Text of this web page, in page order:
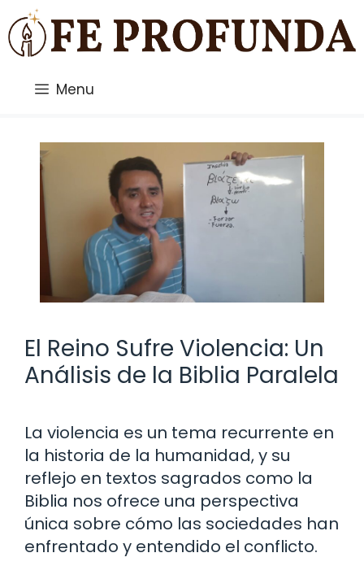
Saltar
al
contenido
Menu
El Reino Sufre Violencia: Un
Análisis de la Biblia Paralela
La violencia es un tema recurrente en
la historia de la humanidad, y su
reflejo en textos sagrados como la
Biblia nos ofrece una perspectiva
única sobre cómo las sociedades han
enfrentado y entendido el conflicto.